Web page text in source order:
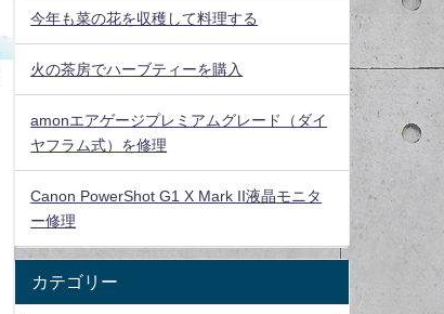
今年も菜の花を収穫して料理する
火の茶房でハーブティーを購入
amonエアゲージプレミアムグレード（ダイ
ヤフラム式）を修理
Canon PowerShot G1 X Mark II液晶モニタ
ー修理
カテゴリー